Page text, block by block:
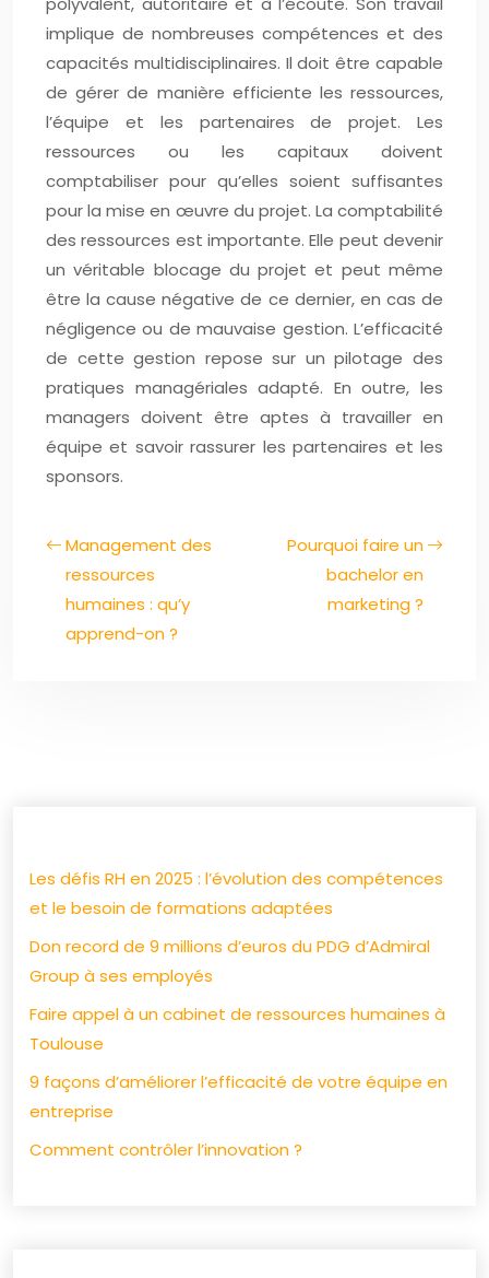
implique de nombreuses compétences et des
capacités multidisciplinaires. Il doit être capable
de gérer de manière efficiente les ressources,
l’équipe et les partenaires de projet. Les
ressources ou les capitaux doivent
comptabiliser pour qu’elles soient suffisantes
pour la mise en œuvre du projet. La comptabilité
des ressources est importante. Elle peut devenir
un véritable blocage du projet et peut même
être la cause négative de ce dernier, en cas de
négligence ou de mauvaise gestion. L’efficacité
de cette gestion repose sur un pilotage des
pratiques managériales adapté. En outre, les
managers doivent être aptes à travailler en
équipe et savoir rassurer les partenaires et les
sponsors.
Management des
ressources
humaines : qu’y
apprend-on ?
Pourquoi faire un
bachelor en
marketing ?
Les défis RH en 2025 : l’évolution des compétences
et le besoin de formations adaptées
Don record de 9 millions d’euros du PDG d’Admiral
Group à ses employés
Faire appel à un cabinet de ressources humaines à
Toulouse
9 façons d’améliorer l’efficacité de votre équipe en
entreprise
Comment contrôler l’innovation ?